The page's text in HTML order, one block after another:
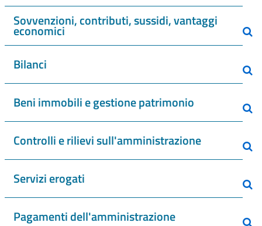
Sovvenzioni, contributi, sussidi, vantaggi
economici
Bilanci
Beni immobili e gestione patrimonio
Controlli e rilievi sull'amministrazione
Servizi erogati
Pagamenti dell'amministrazione